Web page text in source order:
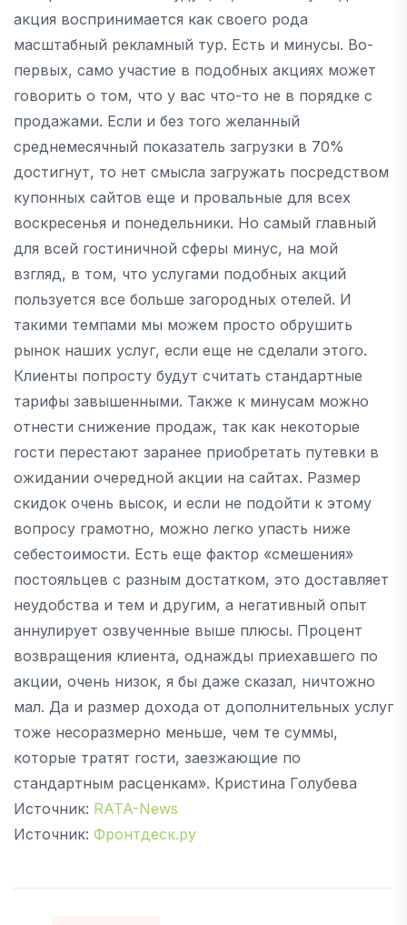
акция воспринимается как своего рода
масштабный рекламный тур. Есть и минусы. Во-
первых, само участие в подобных акциях может
говорить о том, что у вас что-то не в порядке с
продажами. Если и без того желанный
среднемесячный показатель загрузки в 70%
достигнут, то нет смысла загружать посредством
купонных сайтов еще и провальные для всех
воскресенья и понедельники. Но самый главный
для всей гостиничной сферы минус, на мой
взгляд, в том, что услугами подобных акций
пользуется все больше загородных отелей. И
такими темпами мы можем просто обрушить
рынок наших услуг, если еще не сделали этого.
Клиенты попросту будут считать стандартные
тарифы завышенными. Также к минусам можно
отнести снижение продаж, так как некоторые
гости перестают заранее приобретать путевки в
ожидании очередной акции на сайтах. Размер
скидок очень высок, и если не подойти к этому
вопросу грамотно, можно легко упасть ниже
себестоимости. Есть еще фактор «смешения»
постояльцев с разным достатком, это доставляет
неудобства и тем и другим, а негативный опыт
аннулирует озвученные выше плюсы. Процент
возвращения клиента, однажды приехавшего по
акции, очень низок, я бы даже сказал, ничтожно
мал. Да и размер дохода от дополнительных услуг
тоже несоразмерно меньше, чем те суммы,
которые тратят гости, заезжающие по
стандартным расценкам». Кристина Голубева
Источник: RATA-News
Источник: Фронтдеск.ру